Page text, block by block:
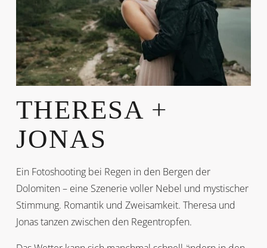
THERESA +
JONAS
Ein Fotoshooting bei Regen in den Bergen der
Dolomiten – eine Szenerie voller Nebel und mystischer
Stimmung. Romantik und Zweisamkeit. Theresa und
Jonas tanzen zwischen den Regentropfen.